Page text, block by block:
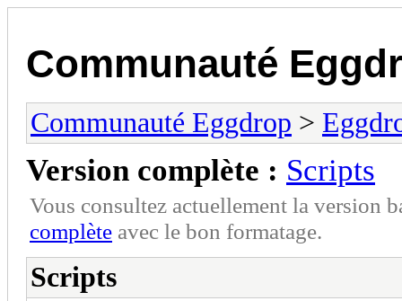
Communauté
Communauté Eggdrop >
Version complète : Scripts
Vous consultez actuellement la version
complète avec le bon formatage.
Scripts